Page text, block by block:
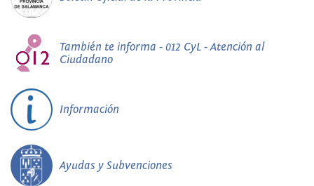
También te informa - 012 CyL - Atención al
Ciudadano
Información
Ayudas y Subvenciones